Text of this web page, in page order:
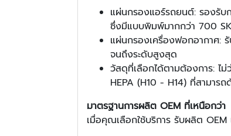
แผ่นกรองแอร์รถยนต์: รองรับ
ซึ่งมีแบบพิมพ์มากกว่า 700
แผ่นกรองเครื่องฟอกอากาศ:
จนถึงระดับสูงสุด
วัสดุที่เลือกได้ตามต้องการ: ไ
HEPA (H10 - H14) ที่สามาร
มาตรฐานการผลิต OEM ที่เหนือกว่า
เมื่อคุณเลือกใช้บริการ รับผลิต